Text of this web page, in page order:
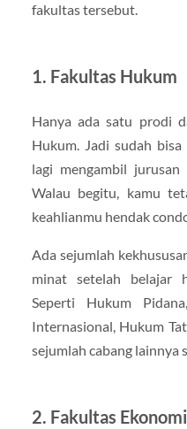
fakultas tersebut.
1. Fakultas Hukum
Hanya ada satu prodi
Hukum. Jadi sudah
lagi mengambil
Walau begitu, kamu
keahlianmu hendak
Ada sejumlah
minat setelah belajar
Seperti Hukum
Internasional, Hukum
sejumlah cabang lainnya
2. Fakultas